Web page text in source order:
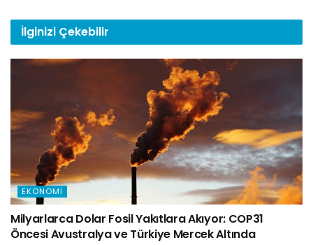
İlginizi Çekebilir
EKONOMI
Milyarlarca Dolar Fosil Yakıtlara Akıyor: COP31
Öncesi Avustralya ve Türkiye Mercek Altında